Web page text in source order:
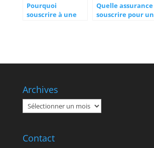
Pourquoi
souscrire à une
Quelle assurance
souscrire pour un
Archives
Archives
Contact